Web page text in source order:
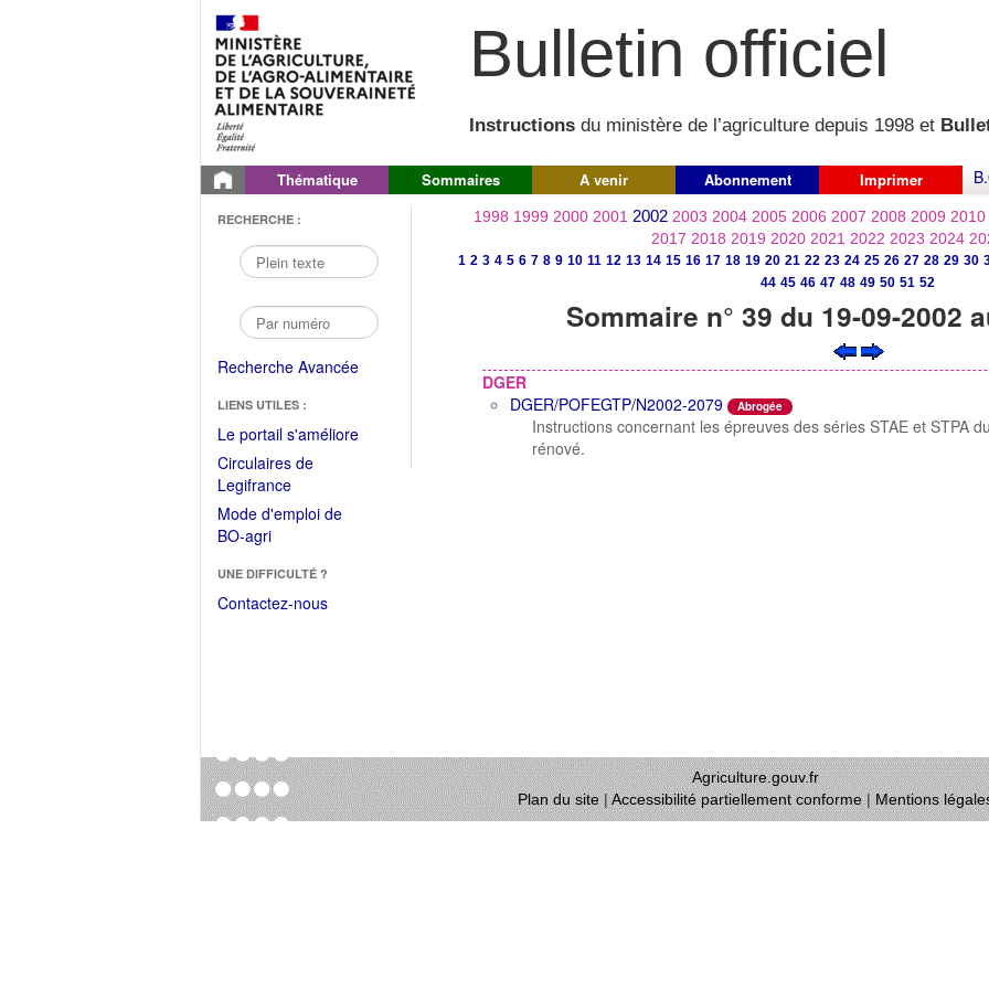
Bulletin officiel
Instructions du ministère de l’agriculture depuis 1998 et
Thématique Sommaires A venir Abonnement Imprimer
RECHERCHE :
Recherche Avancée
LIENS UTILES :
Le portail s'améliore(Fichier
Circulaires de
Legifrance(Ouvrir
dans
une
fenêtre)
Mode d'emploi de
BO-agri(Ouvrir
une
nouvelle
UNE DIFFICULTÉ ?
Contactez-nous
1998 1999 2000 2001 2002 2003 2004 2005 2006 2007 2008 2009 2010
2017 2018 2019 2020 2021 2022 2023 2024
1 2 3 4 5 6 7 8 9 10 11 12 13 14 15 16 17 18 19 20 21 22 23 24 25 26 27 28 29 30
44 45 46 47 48 49 50 51 52
Sommaire n° 39 du 19-09-2002
DGER
DGER/POFEGTP/N2002-2079
Abrogée
Instructions concernant les épreuves des séries STAE et STPA
rénové.
Agriculture.gouv.fr
Plan du site|Accessibilité partiellement conforme|Mentions